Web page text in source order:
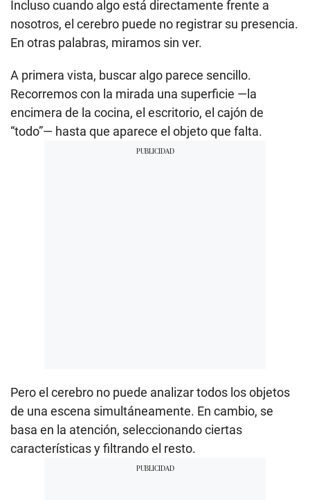
Incluso cuando algo está directamente frente a
nosotros, el cerebro puede no registrar su presencia.
En otras palabras, miramos sin ver.
A primera vista, buscar algo parece sencillo.
Recorremos con la mirada una superficie —la
encimera de la cocina, el escritorio, el cajón de
“todo”— hasta que aparece el objeto que falta.
Pero el cerebro no puede analizar todos los objetos
de una escena simultáneamente. En cambio, se
basa en la atención, seleccionando ciertas
características y filtrando el resto.